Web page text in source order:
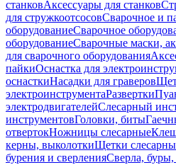
станковАксессуары для станков
для стружкоотсосовСварочное и
оборудованиеСварочное
оборудованиеСварочные маски,
для сварочного оборудования
пайкиОснастка для
оснасткиНасадки для граверов
электроинструментаРазвертки
электродвигателейСлесарный
инструментовГоловки, биты
отвертокНожницы слесарные
керны, выколоткиЩетки
бурения и сверленияСверла, буры,